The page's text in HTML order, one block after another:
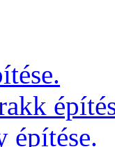
építése.